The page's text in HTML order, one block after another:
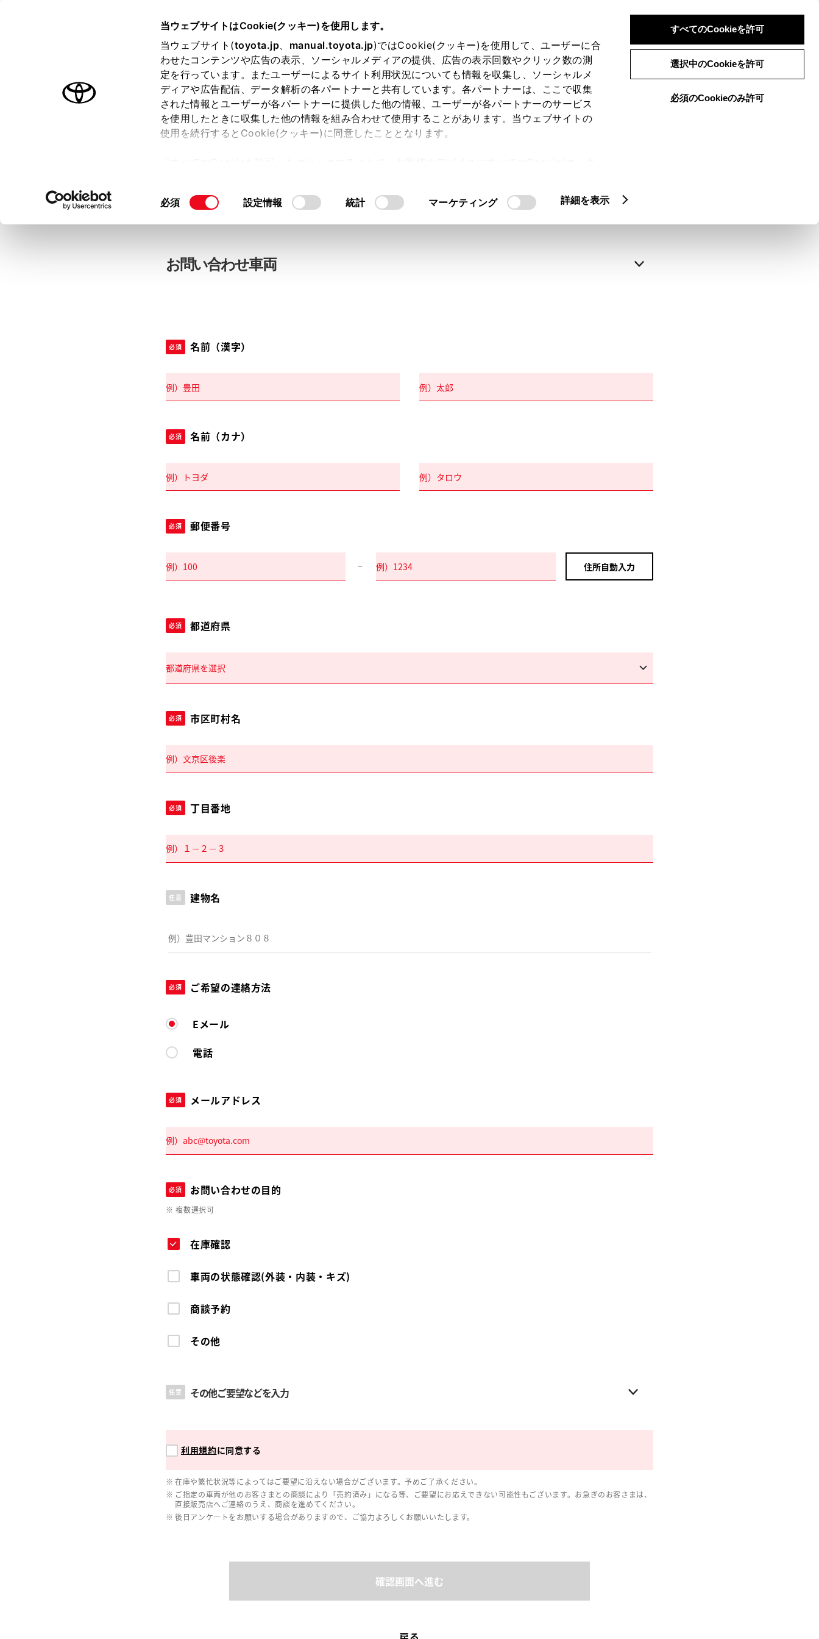
当ウェブサイトはCookie(クッキー)を使用します。
当ウェブサイト(toyota.jp、 manual.toyota.jp)ではCookie(クッキー)を使用して、ユーザーに合
わせたコンテンツや広告の表示、ソーシャルメディアの提供、広告の表示回数やクリック数の測
定を行っています。またユーザーによるサイト利用状況についても情報を収集し、ソーシャルメ
ディアや広告配信、データ解析の各パートナーと共有しています。各パートナーは、ここで収集
された情報とユーザーが各パートナーに提供した他の情報、ユーザーが各パートナーのサービス
を使用したときに収集した他の情報を組み合わせて使用することがあります。当ウェブサイトの
使用を続行するとCookie(クッキー)に同意したこととなります。
て」をご覧ください。
同
択
必須 設定情報 統計 マーケティング 詳細を表示
すべてのCookieを許可
選択中のCookieを許可
必須のCookieのみ許可
は必須です。中古車：お問い合わせ
お客さま情報の入力 入力内容のご確認
ログインして自動入力
お問い合わせ車両
必須 名前（漢字）
必須 名前（カナ）
必須 郵便番号
住所自動入力
必須 都道府県
必須 市区町村名
必須 丁目番地
任意 建物名
必須 ご希望の連絡方法
Eメール
電話
必須 メールアドレス
必須 お問い合わせの目的
※ 複数選択可
在庫確認
車両の状態確認(外装・内装・キズ)
商談予約
その他
任意 その他ご要望などを入力
利用規約に同意する
在庫や繁忙状況等によってはご要望に沿えない場合がございます。予めご了承ください。
ご指定の車両が他のお客さまとの商談により「売約済み」になる等、ご要望にお応えできない可能性もございます。お急ぎのお客さまは、
直接販売店へご連絡のうえ、商談を進めてください。
後日アンケ―トをお願いする場合がありますので、ご協力よろしくお願いいたします。
確認画面へ進む